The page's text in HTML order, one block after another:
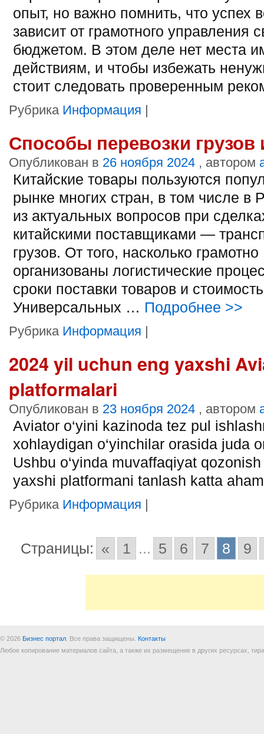
опыт, но важно помнить, что успех
зависит от грамотного управления
бюджетом. В этом деле нет места
действиям, и чтобы избежать
стоит следовать проверенным
Рубрика Информация |
Способы перевозки
Опубликован в 26 ноября 2024 , автором
Китайские товары пользуются
рынке многих стран, в том числе в
из актуальных вопросов при
китайскими поставщиками —
грузов. От того, насколько грамотно
организованы логистические
сроки поставки товаров и
Универсальных … Подробнее >>
Рубрика Информация |
2024 yil uchun eng yaxshi
platformalari
Опубликован в 23 ноября 2024 , автором
Aviator o‘yini kazinoda tez pul
xohlaydigan o‘yinchilar orasida juda
Ushbu o‘yinda muvaffaqiyat
yaxshi platformani tanlash katta
Рубрика Информация |
Страницы: « 1 ... 5 6 7 8 9
© 2026 Бизнес портал . Все права защищены. Контакты
Любое копирование материалов сайта, а также их размещение в других ресурсах,